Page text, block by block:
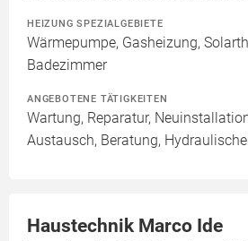
HEIZUNG SPEZIALGEBIETE
Wärmepumpe, Gasheizung,
Badezimmer
ANGEBOTENE TÄTIGKEITEN
Wartung, Reparatur,
Austausch, Beratung,
Haustechnik Marco Ide